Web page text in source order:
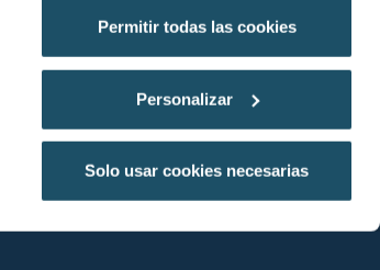
Permitir todas las cookies
Personalizar
Solo usar cookies necesarias
by Neuronic
Planifions votre visite